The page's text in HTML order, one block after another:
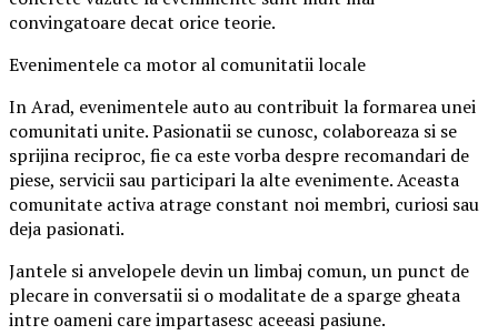
convingatoare decat orice teorie.
Evenimentele ca motor al comunitatii locale
In Arad, evenimentele auto au contribuit la formarea unei
comunitati unite. Pasionatii se cunosc, colaboreaza si se
sprijina reciproc, fie ca este vorba despre recomandari de
piese, servicii sau participari la alte evenimente. Aceasta
comunitate activa atrage constant noi membri, curiosi sau
deja pasionati.
Jantele si anvelopele devin un limbaj comun, un punct de
plecare in conversatii si o modalitate de a sparge gheata
intre oameni care impartasesc aceeasi pasiune.